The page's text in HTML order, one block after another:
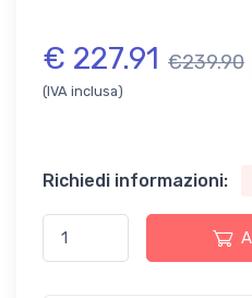
€ 227.91 €239.90
(IVA inclusa)
Richiedi informazioni: